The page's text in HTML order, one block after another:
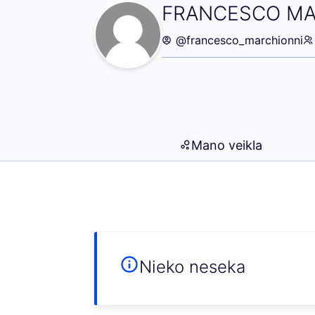
FRANCESCO
Seku
@francesco_marchionni
Mano veikla
Nieko neseka